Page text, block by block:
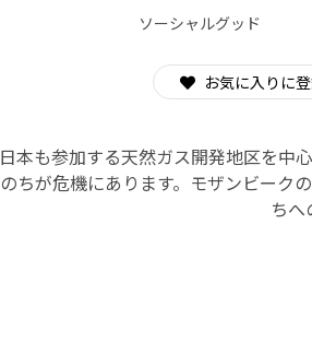
ソーシャルグッド
お気に入りに
日本も参加する天然ガス開発地区を中
のちが危機にあります。モザンビーク
ちへ